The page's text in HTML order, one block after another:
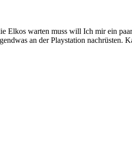
Elkos warten muss will Ich mir ein
an der Playstation nachrüsten.